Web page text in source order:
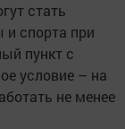
стать
и спорта при
пункт с
условие – на
не менее